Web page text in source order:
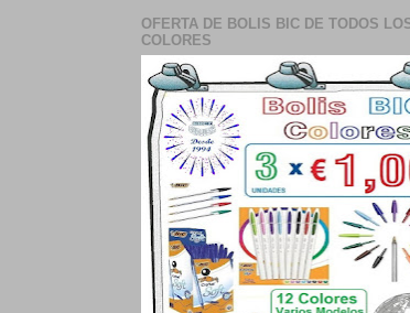
OFERTA DE BOLIS BIC DE TODOS
COLORES